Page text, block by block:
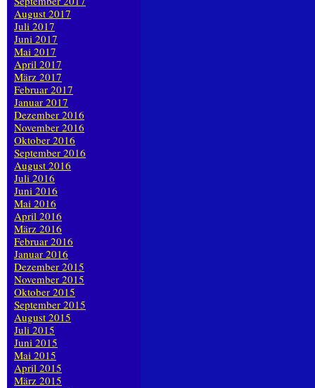
August 2017
Juli 2017
Juni 2017
Mai 2017
April 2017
März 2017
Februar 2017
Januar 2017
Dezember 2016
November 2016
Oktober 2016
September 2016
August 2016
Juli 2016
Juni 2016
Mai 2016
April 2016
März 2016
Februar 2016
Januar 2016
Dezember 2015
November 2015
Oktober 2015
September 2015
August 2015
Juli 2015
Juni 2015
Mai 2015
April 2015
März 2015